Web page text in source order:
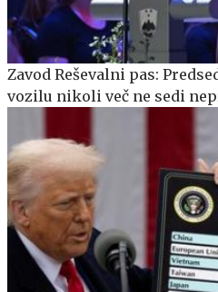
Zavod Reševalni pas:
vozilu nikoli več ne sedi